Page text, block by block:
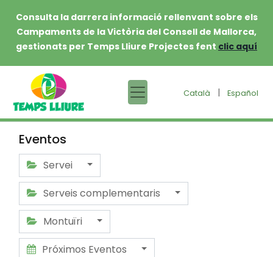
Consulta la darrera informació rellenvant sobre els
Campaments de la Victòria del Consell de Mallorca,
gestionats per Temps Lliure Projectes fent clic aquí
Català | Español
Eventos
Servei
Serveis complementaris
Montuïri
Próximos Eventos